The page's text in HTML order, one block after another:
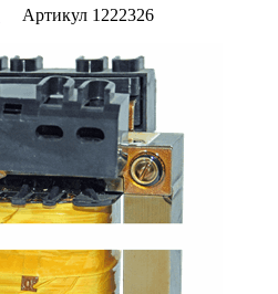
Артикул 1222326